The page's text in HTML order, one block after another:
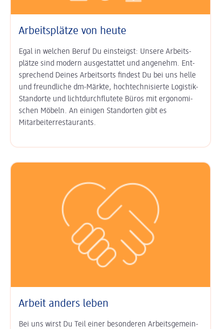
Arbeitsplätze von heute
Egal in welchen Beruf Du einsteigst: Unsere Arbeits­
plätze sind modern aus­gestattet und angenehm. Ent­
sprechend Deines Arbeits­orts findest Du bei uns helle
und freund­liche dm-Märkte, hoch­technisierte Logistik-
Standorte und licht­durchflutete Büros mit ergo­nomi­
schen Möbeln. An einigen Stand­orten gibt es
Mitarbeiter­restaurants.
Arbeit anders leben
Bei uns wirst Du Teil einer besonderen Arbeits­gemein­